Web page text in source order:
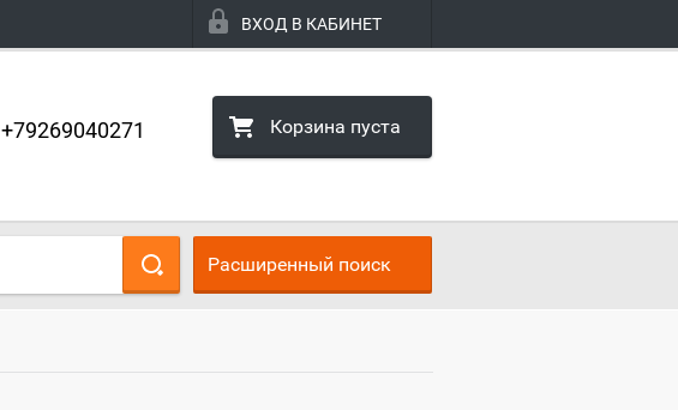
ВХОД В КАБИНЕТ
+79269040271 Корзина пуста
Расширенный поиск